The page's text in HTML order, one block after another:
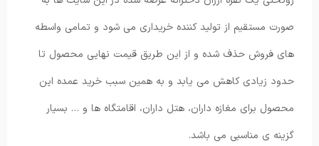
صورت مستقیم از تولید کننده خریداری می شود و تمامی واسطه
های فروش حذف شده و از این طریق قیمت نهایی محصول تا
حدود زیادی کاهش می یابد و به همین سبب خرید عمده این
محصول برای مغازه داران، هتل داران، اقامتگاه ها و … بسیار
گزینه ی مناسبی می باشد.